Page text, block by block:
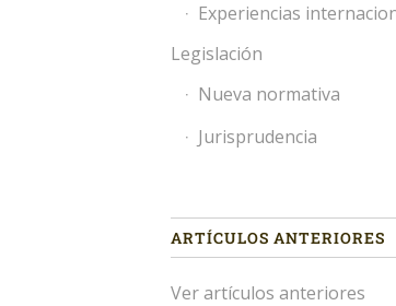
Experiencias
Legislación
Nueva normativa
Jurisprudencia
ARTÍCULOS ANTERIORES
Ver artículos anteriores